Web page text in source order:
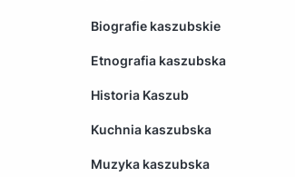
Biografie kaszubskie
Etnografia kaszubska
Historia Kaszub
Kuchnia kaszubska
Muzyka kaszubska